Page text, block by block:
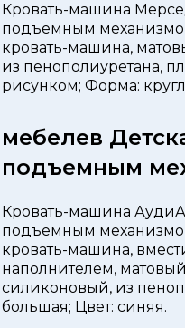
Кровать-машина
подъемным
кровать-машина,
из пенополиуретана,
рисунком; Форма:
мебелев
подъемным
Кровать-машина
подъемным
кровать-машина,
наполнителем,
силиконовый, из
большая; Цвет: синяя.